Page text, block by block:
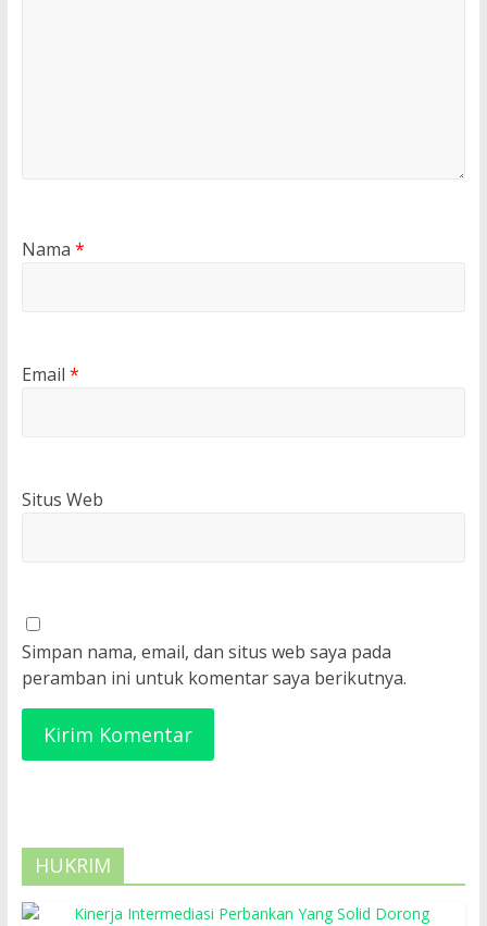
Nama *
Email *
Situs Web
Simpan nama, email, dan situs web saya pada
peramban ini untuk komentar saya berikutnya.
HUKRIM